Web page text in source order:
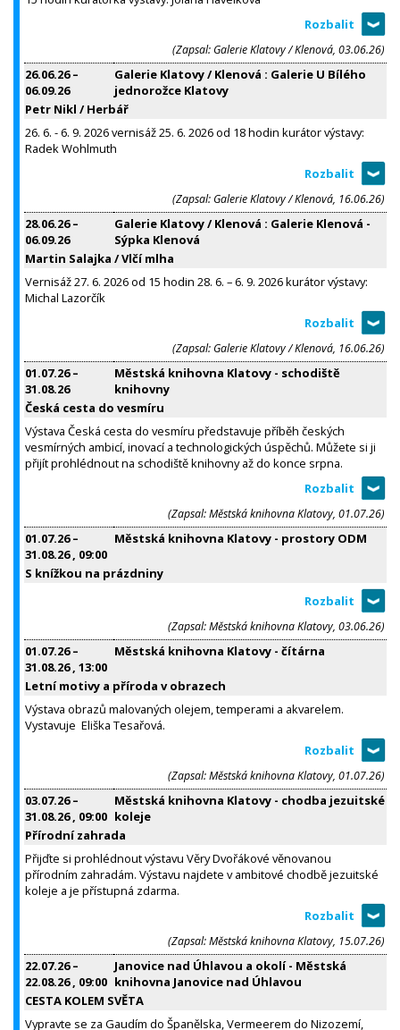
(Zapsal: Galerie Klatovy / Klenová, 03.06.26)
26.06.26–
06.09.26
Galerie Klatovy / Klenová : Galerie U Bílého
jednorožce Klatovy
Petr Nikl / Herbář
26. 6. - 6. 9. 2026 vernisáž 25. 6. 2026 od 18 hodin kurátor výstavy:
Radek Wohlmuth
(Zapsal: Galerie Klatovy / Klenová, 16.06.26)
28.06.26–
06.09.26
Galerie Klatovy / Klenová : Galerie Klenová -
Sýpka Klenová
Martin Salajka / Vlčí mlha
Vernisáž 27. 6. 2026 od 15 hodin 28. 6. – 6. 9. 2026 kurátor výstavy:
Michal Lazorčík
(Zapsal: Galerie Klatovy / Klenová, 16.06.26)
01.07.26–
31.08.26
Městská knihovna Klatovy - schodiště
knihovny
Česká cesta do vesmíru
Výstava Česká cesta do vesmíru představuje příběh českých
vesmírných ambicí, inovací a technologických úspěchů. Můžete si ji
přijít prohlédnout na schodiště knihovny až do konce srpna.
(Zapsal: Městská knihovna Klatovy, 01.07.26)
01.07.26–
31.08.26, 09:00
Městská knihovna Klatovy - prostory ODM
S knížkou na prázdniny
(Zapsal: Městská knihovna Klatovy, 03.06.26)
01.07.26–
31.08.26, 13:00
Městská knihovna Klatovy - čítárna
Letní motivy a příroda v obrazech
Výstava obrazů malovaných olejem, temperami a akvarelem.
Vystavuje Eliška Tesařová.
(Zapsal: Městská knihovna Klatovy, 01.07.26)
03.07.26–
31.08.26, 09:00
Městská knihovna Klatovy - chodba jezuitské
koleje
Přírodní zahrada
Přijďte si prohlédnout výstavu Věry Dvořákové věnovanou
přírodním zahradám. Výstavu najdete v ambitové chodbě jezuitské
koleje a je přístupná zdarma.
(Zapsal: Městská knihovna Klatovy, 15.07.26)
22.07.26–
22.08.26, 09:00
Janovice nad Úhlavou a okolí - Městská
knihovna Janovice nad Úhlavou
CESTA KOLEM SVĚTA
Vypravte se za Gaudím do Španělska, Vermeerem do Nizozemí,